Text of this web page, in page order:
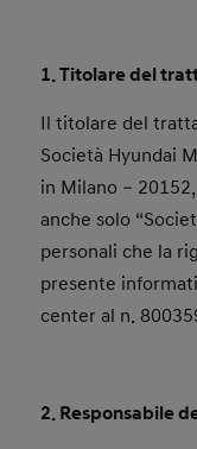
1. Titolare del
Il titolare del
Società Hyundai
in Milano –
anche solo
personali che la
presente
center al n.
2. Responsabile